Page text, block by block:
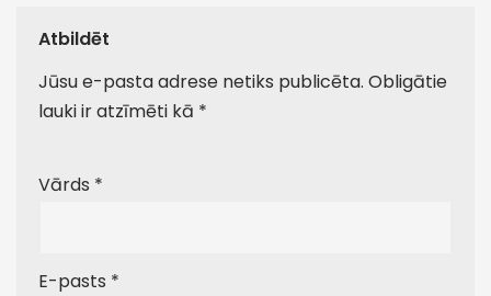
Atbildēt
Jūsu e-pasta adrese netiks publicēta. Obligātie
lauki ir atzīmēti kā *
Vārds *
E-pasts *